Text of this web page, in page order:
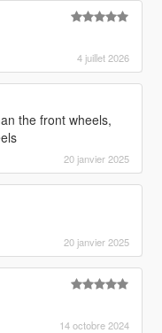
4 juillet 2026
the front wheels,
20 janvier 2025
20 janvier 2025
14 octobre 2024